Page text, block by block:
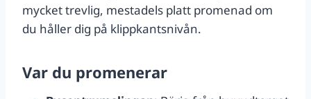
mycket trevlig, mestadels platt promenad om
du håller dig på klippkantsnivån.
Var du promenerar